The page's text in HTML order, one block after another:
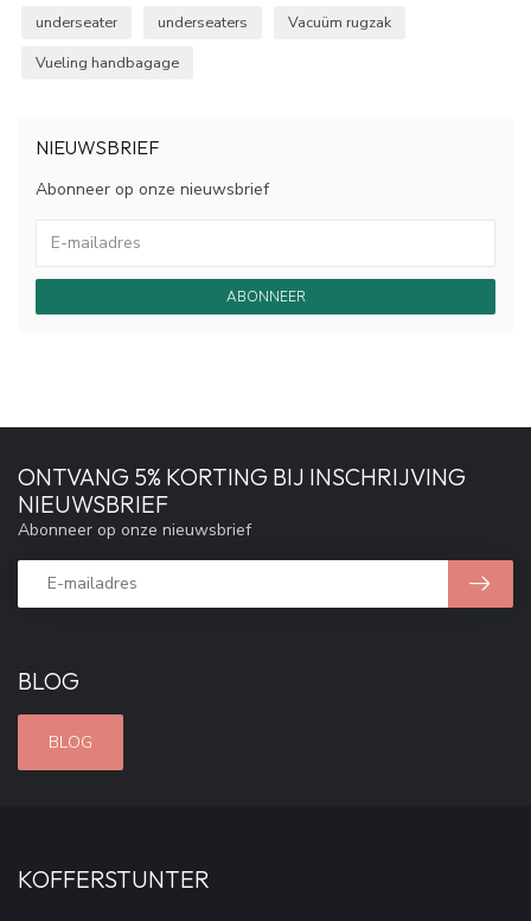
underseater
underseaters
Vacuüm rugzak
Vueling handbagage
NIEUWSBRIEF
Abonneer op onze nieuwsbrief
ABONNEER
BLOG
BLOG
ONTVANG 5% KORTING BIJ INSCHRIJVING
NIEUWSBRIEF
Abonneer op onze nieuwsbrief
KOFFERSTUNTER